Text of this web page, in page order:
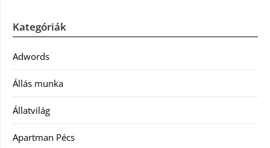
Kategóriák
Adwords
Állás munka
Állatvilág
Apartman Pécs